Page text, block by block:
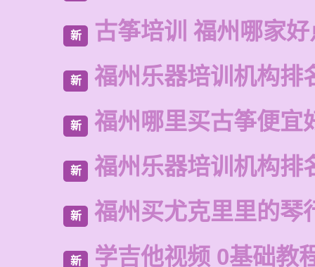
新 古筝培训 福州哪家好
新 福州乐器培训机构排
新 福州哪里买古筝便宜
新 福州乐器培训机构排
新 福州买尤克里里的琴
新 学吉他视频 0基础教